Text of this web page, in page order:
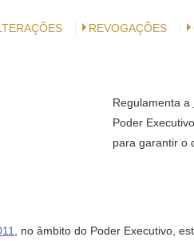
REVOGAÇÕES
Regulamenta a
Poder
para garantir o
, no âmbito do Poder Executivo,